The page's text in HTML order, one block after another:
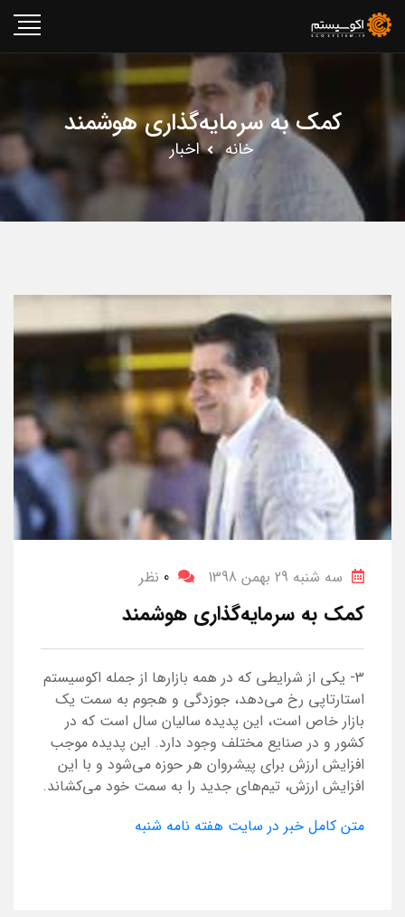
کمک به سرمایه‌گذاری هوشمند
خانه اخبار
سه شنبه 29 بهمن 1398 0 نظر
کمک به سرمایه‌گذاری هوشمند
۳- یکی از شرایطی که در همه بازارها از جمله اکوسیستم
استارتاپی رخ می‌دهد، جو‌زدگی و هجوم به سمت یک
بازار خاص است، این پدیده سالیان سال است که در
کشور و در صنایع مختلف وجود دارد. این پدیده موجب
افزایش ارزش برای پیشروان هر حوزه می‌شود و با این
افزایش ارزش، تیم‌های جدید را به سمت خود می‌کشاند.
متن کامل خبر در سایت هفته نامه شنبه